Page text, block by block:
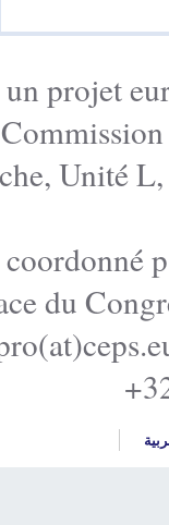
projet
Unité
du